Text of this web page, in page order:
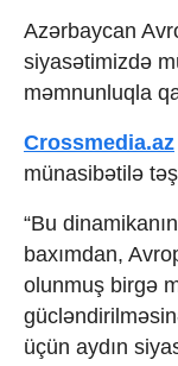
COP29
Cəmiyyət
Siyasət
Məhkəmə və
Zəfər - 5
Gənclər və
Media və QHT
Hadisə
Sağlamlıq
Sosium
Azərbaycan
siyasətimizdə
məmnunluqla
Crossmedia.az
münasibətilə
“Bu
baxımdan,
olunmuş birgə
üçün aydın